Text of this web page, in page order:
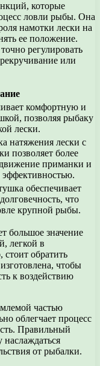
которые
ловли рыбы. Она
намотки лески на
ее положение.
регулировать
или
комфортную и
позволяя рыбаку
лески.
натяжения лески с
позволяет более
приманки и
обеспечивает
что
крупной рыбы.
большое значение
легкой в
обратить
чтобы
к воздействию
частью
облегчает процесс
Правильный
от рыбалки.